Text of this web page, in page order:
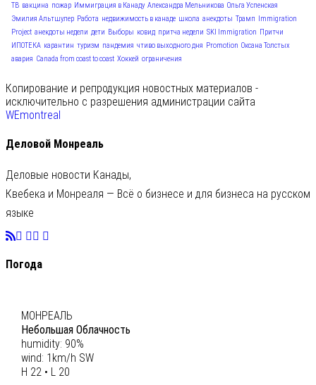
ТВ вакцина пожар Иммиграция в Канаду Александра Мельникова Ольга Успенская
Эмилия Альтшулер Работа недвижимость в канаде школа анекдоты Трамп
Immigration
Project анекдоты недели дети Выборы ковид притча недели SKI Immigration Притчи
ИПОТЕКА карантин туризм пандемия чтиво выходного дня Promotion Оксана Толстых
авария Canada from coast to coast Хоккей ограничения
Копирование и репродукция новостных материалов -
исключительно с разрешения администрации сайта
WEmontreal
Деловой Монреаль
Деловые новости Канады,
Квебека и Монреаля — Всё о бизнесе и для бизнеса на русском
языке
Погода
МОНРЕАЛЬ
Небольшая Облачность
humidity: 90%
wind: 1km/h SW
H 22 • L 20